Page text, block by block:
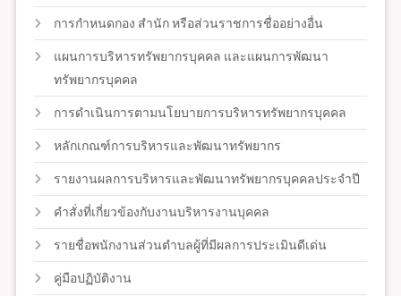
การกำหนดกอง สำนัก หรือส่วนราชการชื่ออย่างอื่น
แผนการบริหารทรัพยากรบุคคล และแผนการพัฒนา
ทรัพยากรบุคคล
การดำเนินการตามนโยบายการบริหารทรัพยากรบุคคล
หลักเกณฑ์การบริหารและพัฒนาทรัพยากร
รายงานผลการบริหารและพัฒนาทรัพยากรบุคคลประจำปี
คำสั่งที่เกี่ยวข้องกับงานบริหารงานบุคคล
รายชื่อพนักงานส่วนตำบลผู้ที่มีผลการประเมินดีเด่น
คู่มือปฏิบัติงาน